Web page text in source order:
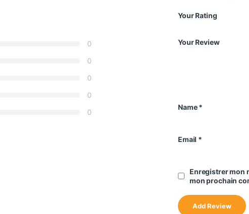
0
0
0
0
0
Your Rating
Your Review
Name*
Email *
Enregistrer mon
mon prochain